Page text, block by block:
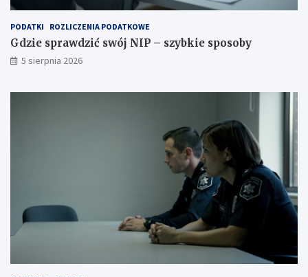
PODATKI ROZLICZENIA PODATKOWE
Gdzie sprawdzić swój NIP – szybkie sposoby
5 sierpnia 2026